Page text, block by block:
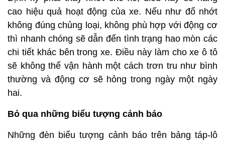
cao hiệu quả hoạt động của xe. Nếu như đổ nhớt
không đúng chủng loại, không phù hợp với động cơ
thì nhanh chóng sẽ dẫn đến tình trạng hao mòn các
chi tiết khác bên trong xe. Điều này làm cho xe ô tô
sẽ không thể vận hành một cách trơn tru như bình
thường và động cơ sẽ hỏng trong ngày một ngày
hai.
Bỏ qua những biểu tượng cảnh báo
Những đèn biểu tượng cảnh báo trên bảng táp-lô